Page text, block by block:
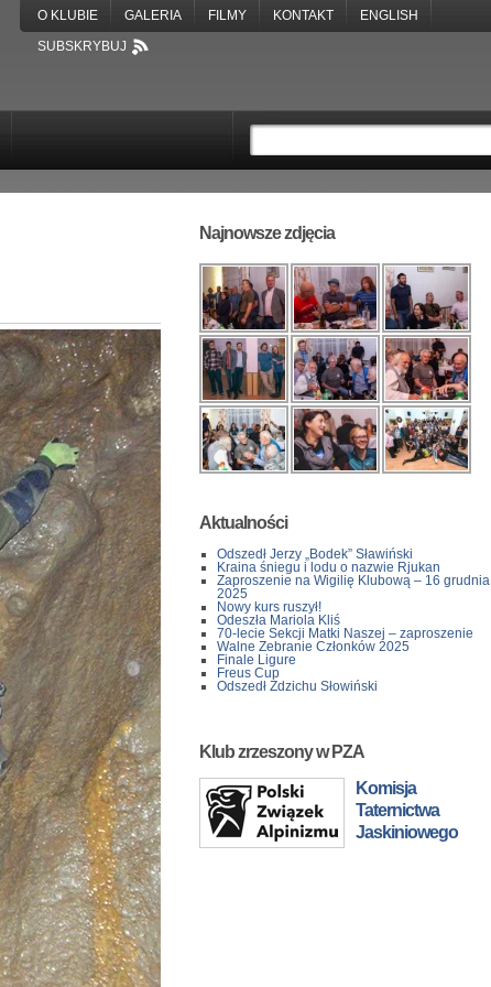
O KLUBIE GALERIA FILMY KONTAKT
ENGLISH
SUBSKRYBUJ
Najnowsze zdjęcia
Aktualności
Odszedł Jerzy „Bodek” Sławiński
Kraina śniegu i lodu o nazwie Rjukan
Zaproszenie na Wigilię Klubową – 16 grudnia
2025
Nowy kurs ruszył!
Odeszła Mariola Kliś
70-lecie Sekcji Matki Naszej – zaproszenie
Walne Zebranie Członków 2025
Finale Ligure
Freus Cup
Odszedł Zdzichu Słowiński
Klub zrzeszony w PZA
Komisja
Taternictwa
Jaskiniowego